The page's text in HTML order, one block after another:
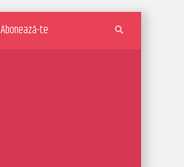
Abonează-te